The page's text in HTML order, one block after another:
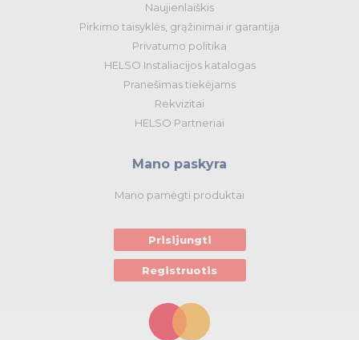
Naujienlaiškis
Pirkimo taisyklės, grąžinimai ir garantija
Privatumo politika
HELSO Instaliacijos katalogas
Pranešimas tiekėjams
Rekvizitai
HELSO Partneriai
Mano paskyra
Mano pamėgti produktai
Prisijungti
Registruotis